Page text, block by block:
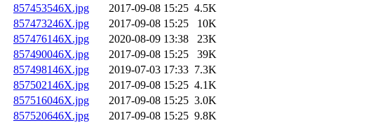
857453546X.jpg
2017-09-08 15:25 4.5K
857473246X.jpg
2017-09-08 15:25
10K
857476146X.jpg
2020-08-09 13:38
23K
857490046X.jpg
2017-09-08 15:25
39K
857498146X.jpg
2019-07-03 17:33 7.3K
857502146X.jpg
2017-09-08 15:25 4.1K
857516046X.jpg
2017-09-08 15:25 3.0K
857520646X.jpg
2017-09-08 15:25 9.8K